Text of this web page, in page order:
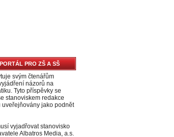
PRO ZŠ A SŠ
svým čtenářům
názorů na
Tyto příspěvky se
stanoviskem redakce
uveřejňovány jako podnět
vyjadřovat stanovisko
Albatros Media, a.s.